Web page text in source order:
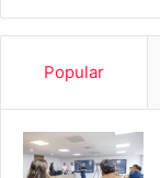
e
c
o
Popular